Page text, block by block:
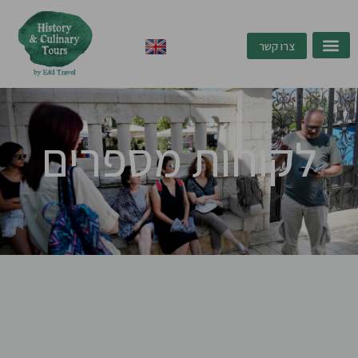
לתוכן
צרו קשר
לקוחות מספרים